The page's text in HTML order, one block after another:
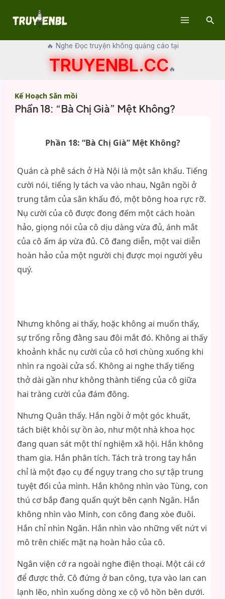
🔥 Nghe Đọc truyện không quảng cáo tại
TRUYENBL.CC🔥
Kế Hoạch Săn mồi
Phần 18: “Bà Chị Già” Mệt Không?
Phần 18: “Bà Chị Già” Mệt Không?
Quán cà phê sách ở Hà Nội là một sân khấu. Tiếng
cười nói, tiếng ly tách va vào nhau, Ngân ngồi ở
trung tâm của sân khấu đó, một bông hoa rực rỡ.
Nụ cười của cô được đong đếm một cách hoàn
hảo, giọng nói của cô dịu dàng vừa đủ, ánh mắt
của cô ấm áp vừa đủ. Cô đang diễn, một vai diễn
hoàn hảo của một người chị được mọi người yêu
quý.
Nhưng không ai thấy, hoặc không ai muốn thấy,
sự trống rỗng đằng sau đôi mắt đó. Không ai thấy
khoảnh khắc nụ cười của cô hơi chùng xuống khi
nhìn ra ngoài cửa sổ. Không ai nghe thấy tiếng
thở dài gần như không thành tiếng của cô giữa
hai tràng cười của đám đông.
Nhưng Quân thấy. Hắn ngồi ở một góc khuất,
tách biệt khỏi sự ồn ào, như một nhà khoa học
đang quan sát một thí nghiệm xã hội. Hắn không
tham gia. Hắn phân tích. Tách trà trong tay hắn
chỉ là một đạo cụ để ngụy trang cho sự tập trung
tuyệt đối của mình. Hắn không nhìn vào Tùng, con
thú cơ bắp đang quấn quýt bên cạnh Ngân. Hắn
không nhìn vào Minh, con công đang xòe đuôi.
Hắn chỉ nhìn Ngân. Hắn nhìn vào những vết nứt vi
mô trên chiếc mặt nạ hoàn hảo của cô.
Ngân viện cớ ra ngoài nghe điện thoại. Một cái cớ
để được thở. Cô đứng ở ban công, tựa vào lan can
lạnh lẽo, nhìn xuống dòng xe cộ vô hồn bên dưới.